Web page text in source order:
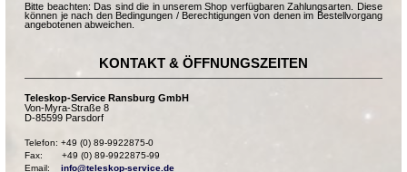
Bitte beachten: Das sind die in unserem Shop verfügbaren Zahlungsarten. Diese
können je nach den Bedingungen / Berechtigungen von denen im Bestellvorgang
angebotenen abweichen.
KONTAKT & ÖFFNUNGSZEITEN
Teleskop-Service Ransburg GmbH
Von-Myra-Straße 8
D-85599 Parsdorf
Telefon: +49 (0) 89-9922875-0
Fax:       +49 (0) 89-9922875-99
Email: info@teleskop-service.de